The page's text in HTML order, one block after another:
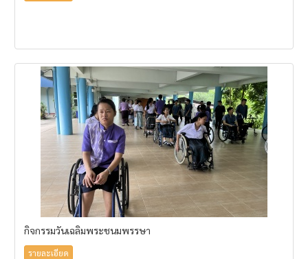
กิจกรรมวันเฉลิมพระชนมพรรษา
รายละเอียด